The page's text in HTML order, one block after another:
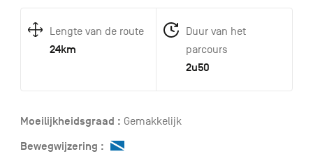
Lengte van de route
24km
Duur van het
parcours
2u50
Moeilijkheidsgraad : Gemakkelijk
Bewegwijzering :